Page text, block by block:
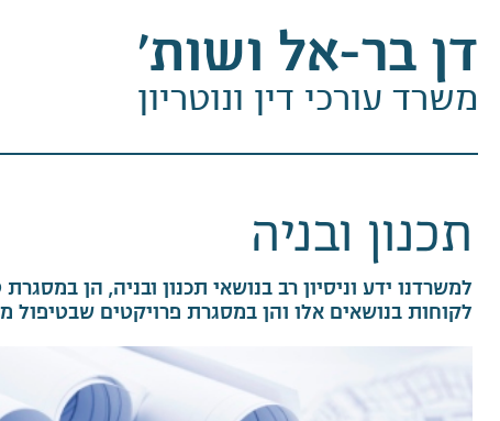
דן בר-אל ושות׳
משרד עורכי דין ונוטריון
תכנון ובניה
למשרדנו ידע וניסיון רב בנושאי תכנון ובניה, הן
לקוחות בנושאים אלו והן במסגרת פרויקטים שבטיפול